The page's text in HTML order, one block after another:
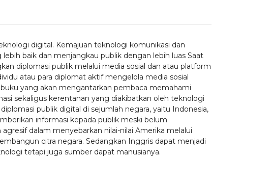
digital. Kemajuan teknologi komunikasi dan
baik dan menjangkau publik dengan lebih luas Saat
diplomasi publik melalui media sosial dan atau platform
atau para diplomat aktif mengelola media sosial
yang akan mengantarkan pembaca memahami
sekaligus kerentanan yang diakibatkan oleh teknologi
publik digital di sejumlah negara, yaitu Indonesia,
informasi kepada publik meski belum
dalam menyebarkan nilai-nilai Amerika melalui
citra negara. Sedangkan Inggris dapat menjadi
tetapi juga sumber dapat manusianya.